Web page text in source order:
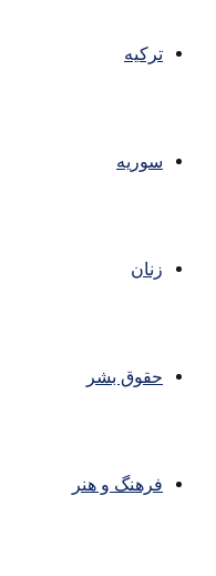
ترکیه
سوریه
زنان
حقوق بشر
فرهنگ و هنر